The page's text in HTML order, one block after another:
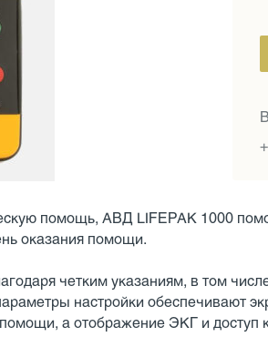
помощь, АВД LIFEPAK 1000
оказания помощи.
четким указаниям, в том
настройки обеспечивают
а отображение ЭКГ и доступ